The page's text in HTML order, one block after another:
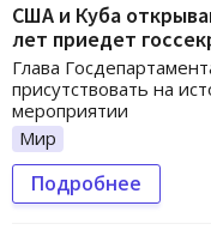
США и Куба
лет приедет
Глава
присутствовать на
мероприятии
Мир
Подробнее